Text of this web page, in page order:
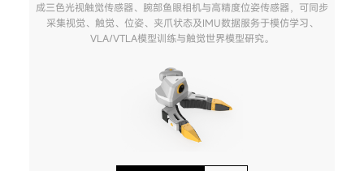
成三色光视触觉传感器、腕部鱼眼相机与高精度位姿传感器，可同步
采集视觉、触觉、位姿、夹爪状态及IMU数据服务于模仿学习、
VLA/VTLA模型训练与触觉世界模型研究。